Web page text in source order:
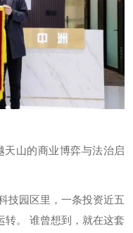
天山的商业博弈与法治启
技园区里，一条投资近五
转。 谁曾想到，就在这套